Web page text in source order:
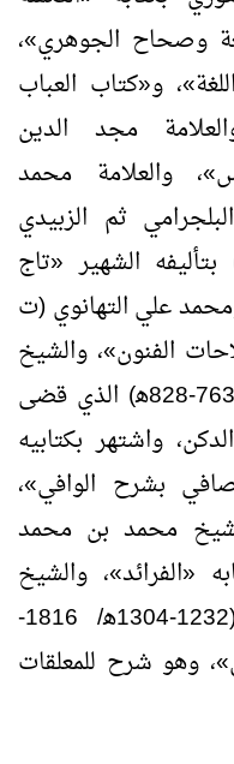
وصحاح الجوهري»،
و«كتاب العباب
مجد الدين
والعلامة محمد
ثم الزبيدي
1205ﻫ/ 1732-1791م) بتأليفه الشهير «تاج
علي التهانوي (ت
الفنون»، والشيخ
محمد بن أبي بكر الدماميني (763-828ﻫ) الذي قضى
واشتهر بكتابيه
بشرح الوافي»،
محمد بن محمد
1062ﻫ) بكتابه «الفرائد»، والشيخ
فيض الحسن السهارنبوري (1232-1304ﻫ/ 1816-
وهو شرح للمعلقات